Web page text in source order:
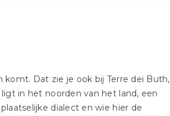
komt. Dat zie je ook bij Terre dei Buth,
in het noorden van het land, een
dialect en wie hier de